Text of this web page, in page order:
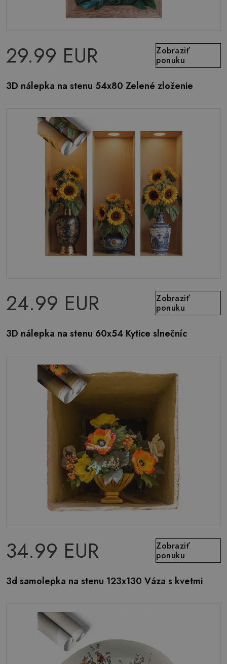
29.99 EUR
Zobraziť
ponuku
3D nálepka na stenu 54x80 Zelené zloženie
24.99 EUR
Zobraziť
ponuku
3D nálepka na stenu 60x54 Kytice slnečníc
34.99 EUR
Zobraziť
ponuku
3d samolepka na stenu 123x130 Váza s kvetmi